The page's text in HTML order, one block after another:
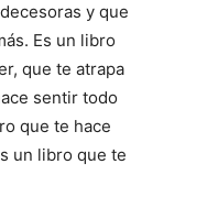
y que
Es un libro
que te atrapa
sentir todo
que te hace
un libro que te